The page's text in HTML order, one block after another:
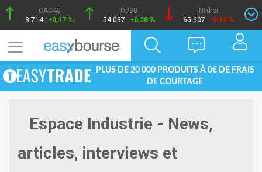
CAC40
8 714 +0,17 %
DJ30
54 037
+0,28 %
Nikkei
65 607
-0,12 %
PLUS DE 20 000 PRODUITS À 0€ DE FRAIS
DE COURTAGE
Espace Industrie - News,
articles, interviews et